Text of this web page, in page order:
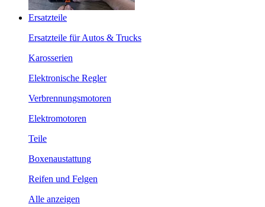
Ersatzteile
Ersatzteile für Autos & Trucks
Karosserien
Elektronische Regler
Verbrennungsmotoren
Elektromotoren
Teile
Boxenaustattung
Reifen und Felgen
Alle anzeigen